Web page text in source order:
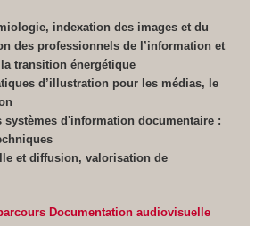
indexation des images et du
des professionnels de l’information et
transition énergétique
d’illustration pour les médias, le
systèmes d'information documentaire :
et diffusion, valorisation de
Documentation audiovisuelle